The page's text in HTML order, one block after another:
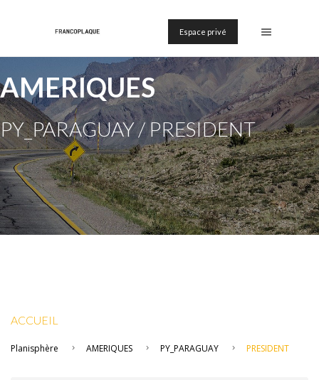
Espace privé
AMERIQUES
PY_PARAGUAY / PRESIDENT
ACCUEIL
Planisphère AMERIQUES PY_PARAGUAY PRESIDENT